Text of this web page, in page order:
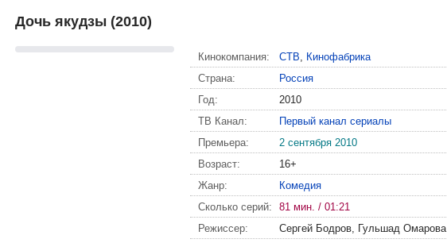
Дочь якудзы (2010)
Кинокомпания: СТВ, Кинофабрика
Страна:
Россия
Год:
2010
ТВ Канал:
Первый канал сериалы
Премьера:
2 сентября 2010
Возраст:
16+
Жанр:
Комедия
Сколько серий:
81 мин. / 01:21
Режиссер:
Сергей Бодров, Гульшад Омарова